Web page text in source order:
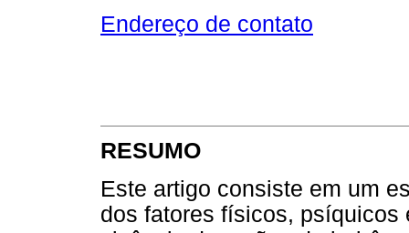
Endereço de contato
RESUMO
Este artigo consiste em um
dos fatores físicos,